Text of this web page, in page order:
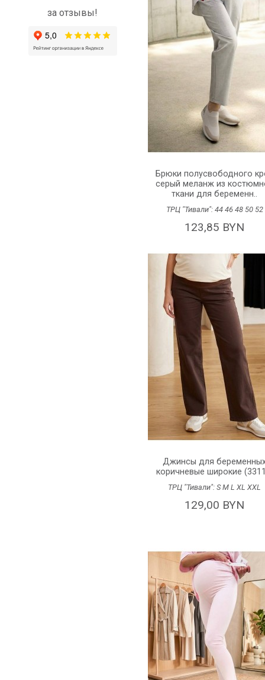
за отзывы!
Брюки полусвободного
серый меланж из
ткани для беременн..
ТРЦ "Тивали": 44 46 48 50 52
123,85 BYN
Джинсы для
коричневые широкие
ТРЦ "Тивали":SMLXLXXL
129,00 BYN